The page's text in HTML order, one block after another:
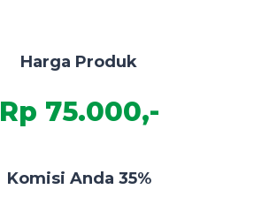
Harga Produk
Rp 75.000,-
Komisi Anda 35%